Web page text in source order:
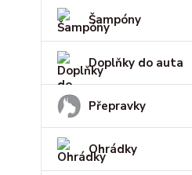
Šampóny
Doplňky do auta
Přepravky
Ohrádky